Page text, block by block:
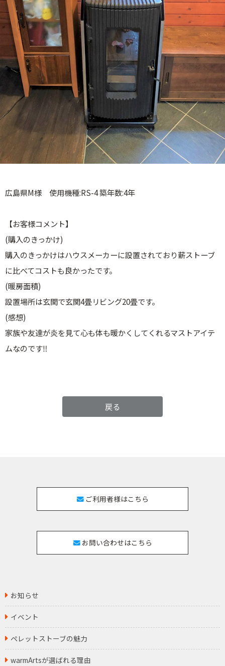
広島県M様 使用機種:RS-4 築年数:4年
【お客様コメント】
(購入のきっかけ)
購入のきっかけはハウスメーカーに設置されており薪ストーブ
に比べてコストも良かったです。
(暖房面積)
設置場所は玄関で玄関4畳リビング20畳です。
(感想)
家族や友達が炎を見て心も体も暖かくしてくれるマストアイテ
ムなのです‼️
戻る
ご利用者様はこちら
お問い合わせはこちら
お知らせ
イベント
ペレットストーブの魅力
warmArtsが選ばれる理由